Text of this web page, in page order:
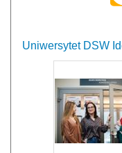
Uniwersytet DSW